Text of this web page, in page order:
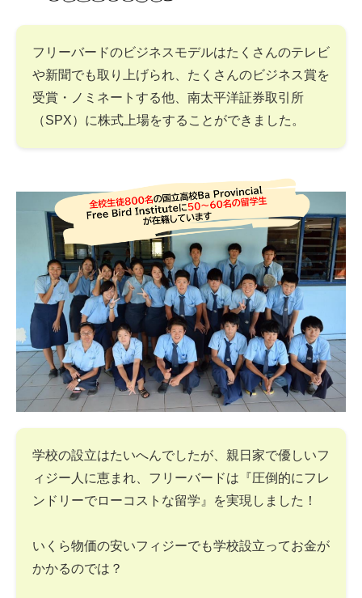
フリーバードのビジネスモデルはたくさんのテレビ
や新聞でも取り上げられ、たくさんのビジネス賞を
受賞・ノミネートする他、南太平洋証券取引所
（SPX）に株式上場をすることができました。
学校の設立はたいへんでしたが、親日家で優しいフ
ィジー人に恵まれ、フリーバードは『圧倒的にフレ
ンドリーでローコストな留学』を実現しました！
いくら物価の安いフィジーでも学校設立ってお金が
かかるのでは？